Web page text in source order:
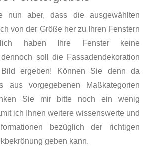
nun aber, dass die ausgewählten
von der Größe her zu Ihren Fenstern
haben Ihre Fenster keine
soll die Fassadendekoration
ergeben! Können Sie denn da
aus vorgegebenen Maßkategorien
Sie mir bitte noch ein wenig
ich Ihnen weitere wissenswerte und
bezüglich der richtigen
geben kann.